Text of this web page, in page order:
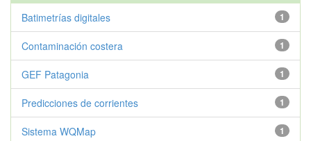
1
Batimetrías digitales
1
Contaminación costera
1
GEF Patagonia
1
Predicciones de corrientes
1
Sistema WQMap